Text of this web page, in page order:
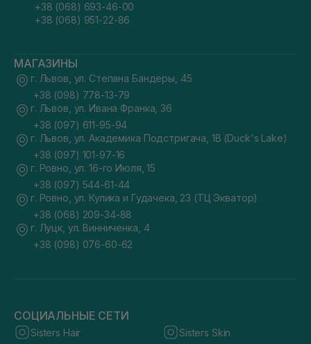
+38 (068) 693-46-00
+38 (068) 951-22-86
МАГАЗИНЫ
г. Львов, ул. Степана Бандеры, 45
+38 (098) 778-13-79
г. Львов, ул. Ивана Франка, 36
+38 (097) 611-95-94
г. Львов, ул. Академика Подстригача, 1В (Duck's Lake)
+38 (097) 101-97-16
г. Ровно, ул. 16-го Июля, 15
+38 (097) 544-61-44
г. Ровно, ул. Кулика и Гудачека, 23 (ТЦ Экватор)
+38 (068) 209-34-88
г. Луцк, ул. Винниченка, 4
+38 (098) 076-60-62
СОЦИАЛЬНЫЕ СЕТИ
Sisters Hair Sisters Skin